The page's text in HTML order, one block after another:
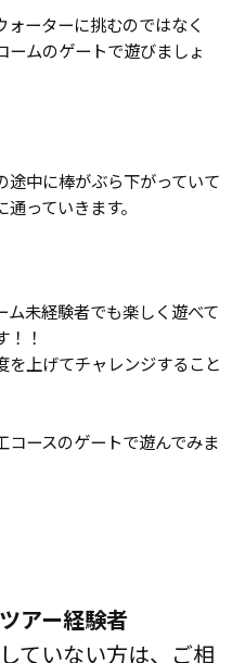
ーターに挑むのではなく
ームのゲートで遊びましょ
途中に棒がぶら下がっていて
っていきます。
未経験者でも楽しく遊べて
！
を上げてチャレンジすること
ースのゲートで遊んでみま
アー経験者
ていない方は、ご相